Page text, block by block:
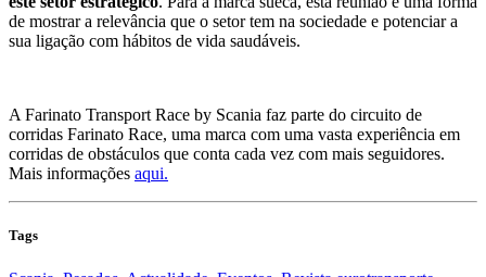
de mostrar a relevância que o setor tem na sociedade e potenciar a
sua ligação com hábitos de vida saudáveis.
A Farinato Transport Race by Scania faz parte do circuito de
corridas Farinato Race, uma marca com uma vasta experiência em
corridas de obstáculos que conta cada vez com mais seguidores.
Mais informações aqui.
Tags